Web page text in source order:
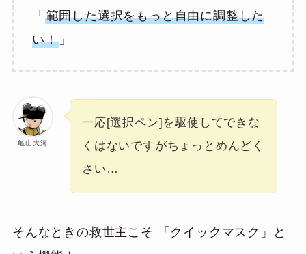
「 範囲した選択をもっと自由に調整した
い！ 」
亀山大河
一応[選択ペン]を駆使してできな
くはないですがちょっとめんどく
さい…
そんなときの救世主こそ 「クイックマスク」と